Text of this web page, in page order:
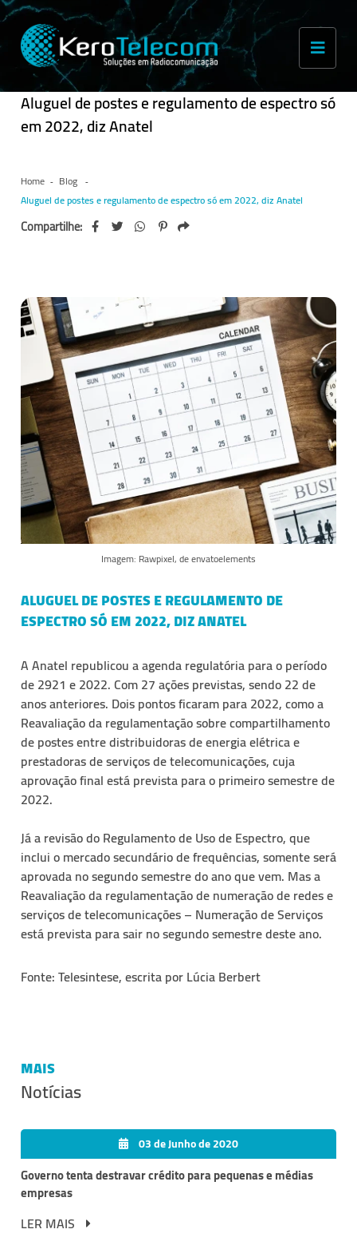
Aluguel de postes e regulamento de espectro só
em 2022, diz Anatel
Home
Blog
Aluguel de postes e regulamento de espectro só em 2022, diz Anatel
Compartilhe:
Imagem: Rawpixel, de envatoelements
ALUGUEL DE POSTES E REGULAMENTO DE
ESPECTRO SÓ EM 2022, DIZ ANATEL
A Anatel republicou a agenda regulatória para o período
de 2921 e 2022. Com 27 ações previstas, sendo 22 de
anos anteriores. Dois pontos ficaram para 2022, como a
Reavaliação da regulamentação sobre compartilhamento
de postes entre distribuidoras de energia elétrica e
prestadoras de serviços de telecomunicações, cuja
aprovação final está prevista para o primeiro semestre de
2022.
Já a revisão do Regulamento de Uso de Espectro, que
inclui o mercado secundário de frequências, somente será
aprovada no segundo semestre do ano que vem. Mas a
Reavaliação da regulamentação de numeração de redes e
serviços de telecomunicações – Numeração de Serviços
está prevista para sair no segundo semestre deste ano.
Fonte: Telesintese, escrita por Lúcia Berbert
MAIS
Notícias
03 de Junho de 2020
Governo tenta destravar crédito para pequenas e médias
empresas
LER MAIS